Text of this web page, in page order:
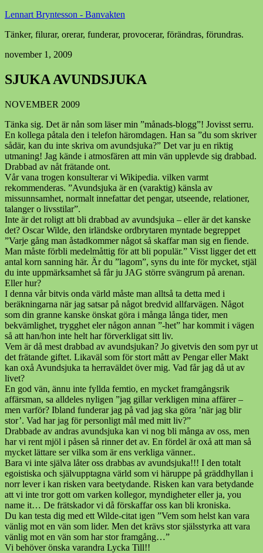
Lennart Bryntesson - Banvakten
Tänker, filurar, orerar, funderar, provocerar, förändras, förundras.
november 1, 2009
SJUKA AVUNDSJUKA
NOVEMBER 2009
Tänka sig. Det är nån som läser min ”månads-blogg”! Jovisst serru.
En kollega påtala den i telefon häromdagen. Han sa ”du som skriver
sådär, kan du inte skriva om avundsjuka?” Det var ju en riktig
utmaning! Jag kände i atmosfären att min vän upplevde sig drabbad.
Drabbad av nåt frätande ont.
Vår vana trogen konsulterar vi Wikipedia. vilken varmt
rekommenderas. ”Avundsjuka är en (varaktig) känsla av
missunnsamhet, normalt innefattar det pengar, utseende, relationer,
talanger o livsstilar”.
Inte är det roligt att bli drabbad av avundsjuka – eller är det kanske
det? Oscar Wilde, den irländske ordbrytaren myntade begreppet
”Varje gång man åstadkommer något så skaffar man sig en fiende.
Man måste förbli medelmåttig för att bli populär.” Visst ligger det ett
antal korn sanning här. Är du ”lagom”, syns du inte för mycket, stjäl
du inte uppmärksamhet så får ju JAG större svängrum på arenan.
Eller hur?
I denna vår bitvis onda värld måste man alltså ta detta med i
beräkningarna när jag satsar på något bredvid allfarvägen. Något
som din granne kanske önskat göra i många långa tider, men
bekvämlighet, trygghet eler någon annan ”-het” har kommit i vägen
så att han/hon inte helt har förverkligat sitt liv.
Vem är då mest drabbad av avundsjukan? Jo givetvis den som pyr ut
det frätande giftet. Likaväl som för stort mått av Pengar eller Makt
kan oxå Avundsjuka ta herraväldet över mig. Vad får jag då ut av
livet?
En god vän, ännu inte fyllda femtio, en mycket framgångsrik
affärsman, sa alldeles nyligen ”jag gillar verkligen mina affärer –
men varför? Ibland funderar jag på vad jag ska göra ’när jag blir
stor’. Vad har jag för personligt mål med mitt liv?”
Drabbade av andras avundsjuka kan vi nog bli många av oss, men
har vi rent mjöl i påsen så rinner det av. En fördel är oxå att man så
mycket lättare ser vilka som är ens verkliga vänner..
Bara vi inte själva låter oss drabbas av avundsjuka!!! I den totalt
egoistiska och självupptagna värld som vi häruppe på gräddhyllan i
norr lever i kan risken vara beetydande. Risken kan vara betydande
att vi inte tror gott om varken kollegor, myndigheter eller ja, you
name it… De frätskador vi då förskaffar oss kan bli kroniska.
Du kan testa dig med ett Wilde-citat igen ”Vem som helst kan vara
vänlig mot en vän som lider. Men det krävs stor själsstyrka att vara
vänlig mot en vän som har stor framgång…”
Vi behöver önska varandra Lycka Till!!